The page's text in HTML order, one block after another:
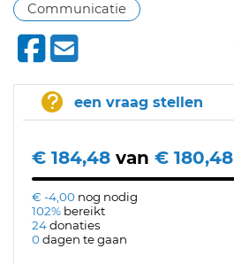
Communicatie
een vraag stellen
€ 184,48 van € 180,48
€ -4,00 nog nodig
102% bereikt
24donaties
0dagen te gaan